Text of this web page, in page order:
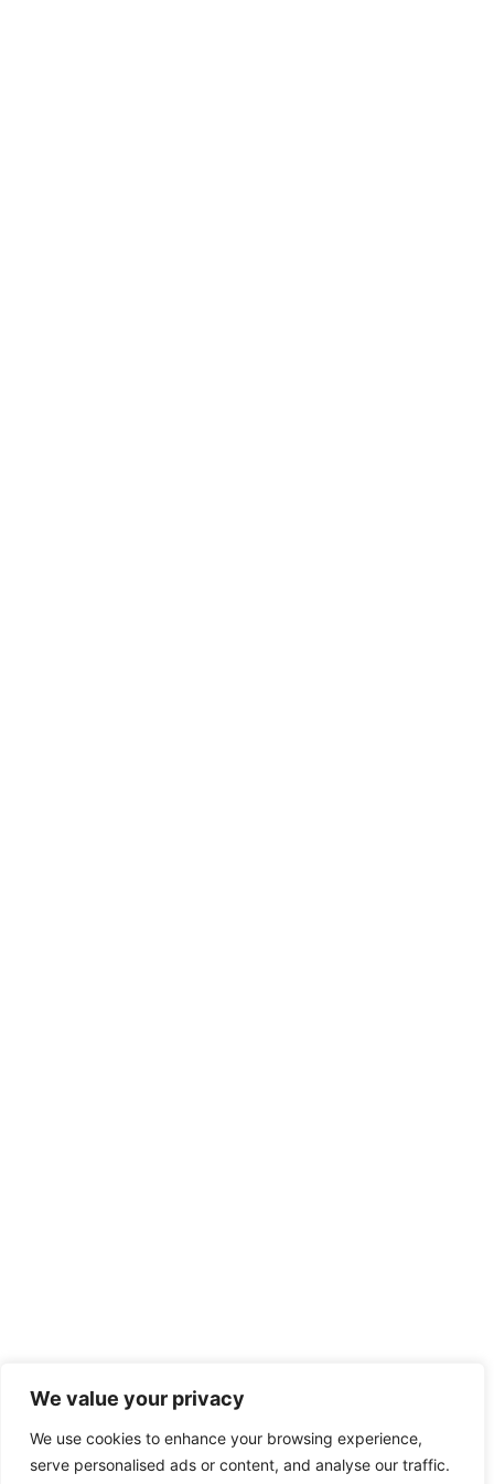
We value your privacy
We use cookies to enhance your browsing experience,
serve personalised ads or content, and analyse our traffic.